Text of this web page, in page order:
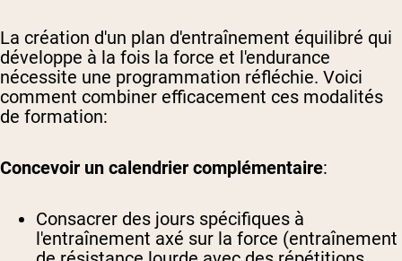
La création d'un plan d'entraînement équilibré qui
développe à la fois la force et l'endurance
nécessite une programmation réfléchie. Voici
comment combiner efficacement ces modalités
de formation:
Concevoir un calendrier complémentaire:
Consacrer des jours spécifiques à
l'entraînement axé sur la force (entraînement